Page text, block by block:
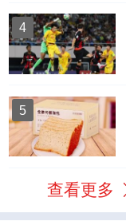
4
5
查看更多